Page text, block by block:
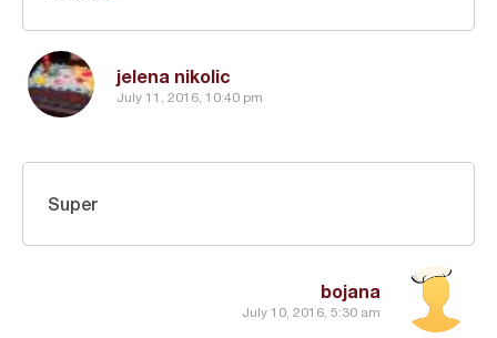
jelena nikolic
July 11, 2016, 10:40 pm
bojana
July 10, 2016, 5:30 am
Super